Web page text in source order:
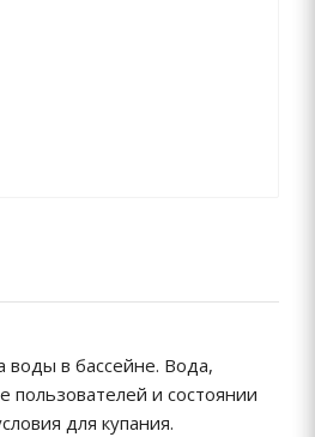
в бассейне. Вода,
и состоянии
для купания.